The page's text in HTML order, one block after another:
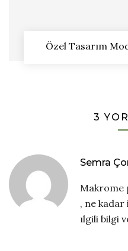
Özel Tasarım
3
Semra
Makrome
, ne kadar
ılgili bilgi